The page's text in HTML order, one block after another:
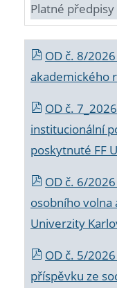
Platné předpisy
OD č. 8/
akademického
OD č.
institucionální
poskytnuté FF
OD č. 6/
osobního volna
Univerzity
OD č. 5/
příspěvku ze